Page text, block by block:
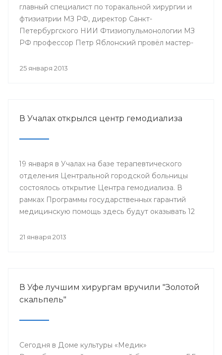
главный специалист по торакальной хирургии и
фтизиатрии МЗ РФ, директор Санкт-
Петербургского НИИ Фтизиопульмонологии МЗ
РФ профессор Петр Яблонский провёл мастер-
доступы в торакальной хирургии». С новыми
ординаторы, интерны и студенты старших
25 января 2013
В Учалах открылся центр гемодиализа
19 января в Учалах на базе терапевтического
отделения Центральной городской больницы
состоялось открытие Центра гемодиализа. В
рамках Программы государственных гарантий
медицинскую помощь здесь будут оказывать 12
недостаточностью.
21 января 2013
В Уфе лучшим хирургам вручили "Золотой
скальпель"
Сегодня в Доме культуры «Медик»